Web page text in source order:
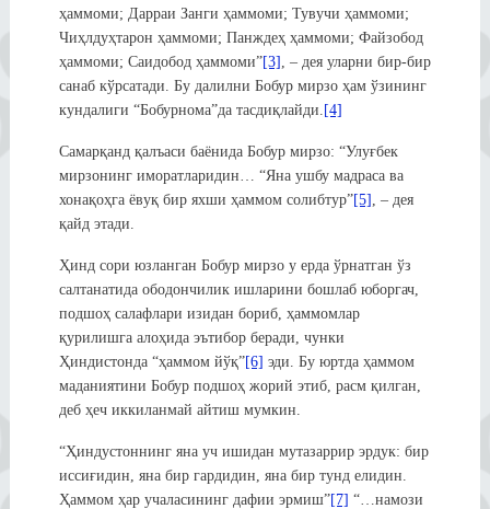
ҳаммоми; Дарраи Занги ҳаммоми; Тувучи ҳаммоми;
Чиҳлдуҳтарон ҳаммоми; Панждеҳ ҳаммоми; Файзобод
ҳаммоми; Саидобод ҳаммоми”[3]
, – дея уларни бир-бир
санаб кўрсатади. Бу далилни Бобур мирзо ҳам ўзининг
кундалиги “Бобурнома”да тасдиқлайди. [4]
Самарқанд қалъаси баёнида Бобур мирзо: “Улуғбек
мирзонинг иморатларидин… “Яна ушбу мадраса ва
хонақоҳга ёвуқ бир яхши ҳаммом солибтур”[5]
, – дея
қайд этади.
Ҳинд сори юзланган Бобур мирзо у ерда ўрнатган ўз
салтанатида ободончилик ишларини бошлаб юборгач,
подшоҳ салафлари изидан бориб, ҳаммомлар
қурилишга алоҳида эътибор беради, чунки
Ҳиндистонда “ҳаммом йўқ”[6] эди. Бу юртда ҳаммом
маданиятини Бобур подшоҳ жорий этиб, расм қилган,
деб ҳеч иккиланмай айтиш мумкин.
“Ҳиндустоннинг яна уч ишидан мутазаррир эрдук: бир
иссиғидин, яна бир гардидин, яна бир тунд елидин.
Ҳаммом ҳар учаласининг дафии эрмиш”[7] “…намози